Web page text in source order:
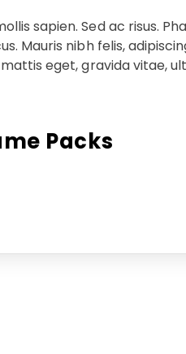
sapien. Sed ac risus.
Mauris nibh felis,
eget, gravida vitae,
Packs